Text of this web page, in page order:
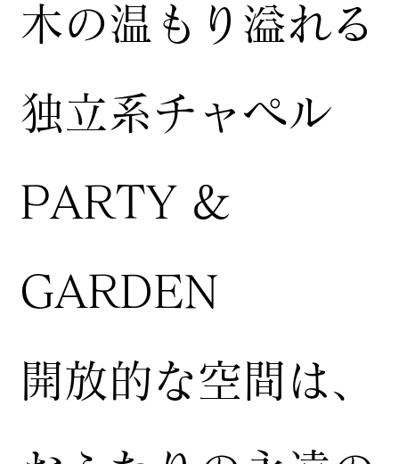
木の温もり溢れる
独立系チャペル
PARTY &
GARDEN
開放的な空間は、